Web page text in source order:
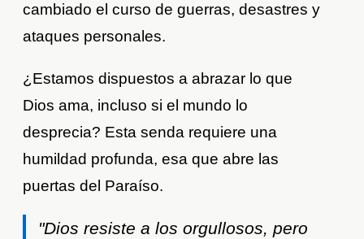
cambiado el curso de guerras, desastres y
ataques personales.
¿Estamos dispuestos a abrazar lo que
Dios ama, incluso si el mundo lo
desprecia? Esta senda requiere una
humildad profunda, esa que abre las
puertas del Paraíso.
"Dios resiste a los orgullosos, pero